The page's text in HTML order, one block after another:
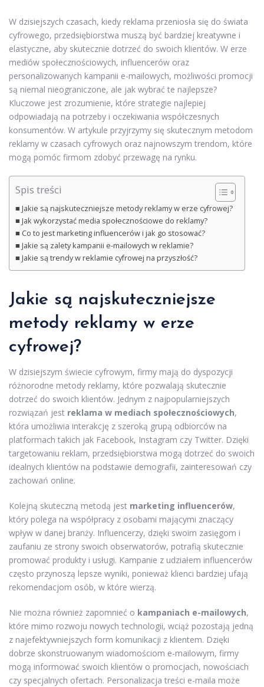
W dzisiejszych czasach, kiedy reklama przeniosła się do świata
cyfrowego, przedsiębiorstwa muszą być bardziej kreatywne i
elastyczne, aby skutecznie dotrzeć do swoich klientów. W erze
mediów społecznościowych, influencerów oraz
personalizowanych kampanii e-mailowych, możliwości promocji
są niemal nieograniczone, ale jak wybrać te najlepsze?
Kluczowe jest zrozumienie, które strategie najlepiej
odpowiadają na potrzeby i oczekiwania współczesnych
konsumentów. W artykule przyjrzymy się skutecznym metodom
reklamy w czasach cyfrowych oraz najnowszym trendom, które
mogą pomóc firmom zdobyć przewagę na rynku.
Spis treści
Jakie są najskuteczniejsze metody reklamy w erze cyfrowej?
Jak wykorzystać media społecznościowe do reklamy?
Co to jest marketing influencerów i jak go stosować?
Jakie są zalety kampanii e-mailowych w reklamie?
Jakie są trendy w reklamie cyfrowej na przyszłość?
Jakie są najskuteczniejsze
metody reklamy w erze
cyfrowej?
W dzisiejszym świecie cyfrowym, firmy mają do dyspozycji
różnorodne metody reklamy, które pozwalają skutecznie
dotrzeć do swoich klientów. Jednym z najpopularniejszych
rozwiązań jest reklama w mediach społecznościowych,
która umożliwia interakcję z szeroką grupą odbiorców na
platformach takich jak Facebook, Instagram czy Twitter. Dzięki
targetowaniu reklam, przedsiębiorstwa mogą dotrzeć do swoich
idealnych klientów na podstawie demografii, zainteresowań czy
zachowań online.
Kolejną skuteczną metodą jest marketing influencerów,
który polega na współpracy z osobami mającymi znaczący
wpływ w danej branży. Influencerzy, dzięki swoim zasięgom i
zaufaniu ze strony swoich obserwatorów, potrafią skutecznie
promować produkty i usługi. Kampanie z udziałem influencerów
często przynoszą lepsze wyniki, ponieważ klienci bardziej ufają
rekomendacjom osób, w które wierzą.
Nie można również zapomnieć o kampaniach e-mailowych,
które mimo rozwoju nowych technologii, wciąż pozostają jedną
z najefektywniejszych form komunikacji z klientem. Dzięki
dobrze skonstruowanym wiadomościom e-mailowym, firmy
mogą informować swoich klientów o promocjach, nowościach
czy specjalnych ofertach. Personalizacja treści e-maila może